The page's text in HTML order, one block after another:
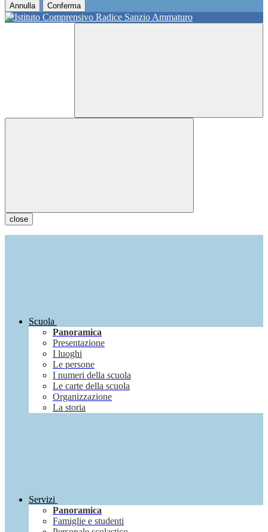
Annulla Conferma
close
Scuola
Panoramica
Presentazione
I luoghi
Le persone
I numeri della scuola
Le carte della scuola
Organizzazione
La storia
Servizi
Panoramica
Famiglie e studenti